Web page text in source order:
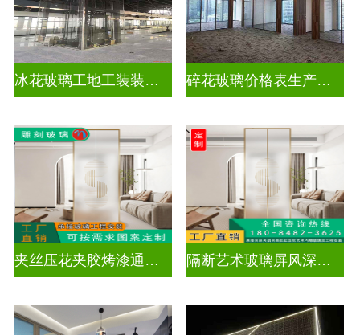
冰花玻璃工地工装装饰玻璃 碎花玻璃价格表生产电话
夹丝压花夹胶烤漆通电深雕浮雕玻璃 隔断艺术玻璃屏风深雕浮雕玻璃